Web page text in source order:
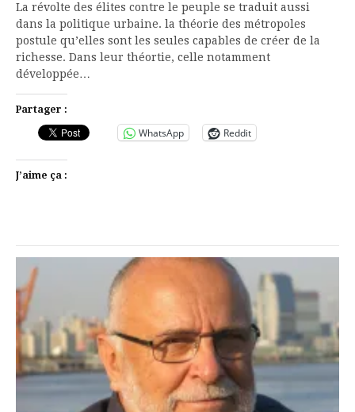
La révolte des élites contre le peuple se traduit aussi
dans la politique urbaine. la théorie des métropoles
postule qu’elles sont les seules capables de créer de la
richesse. Dans leur théortie, celle notamment
développée…
Partager :
WhatsApp Reddit
J’aime ça :